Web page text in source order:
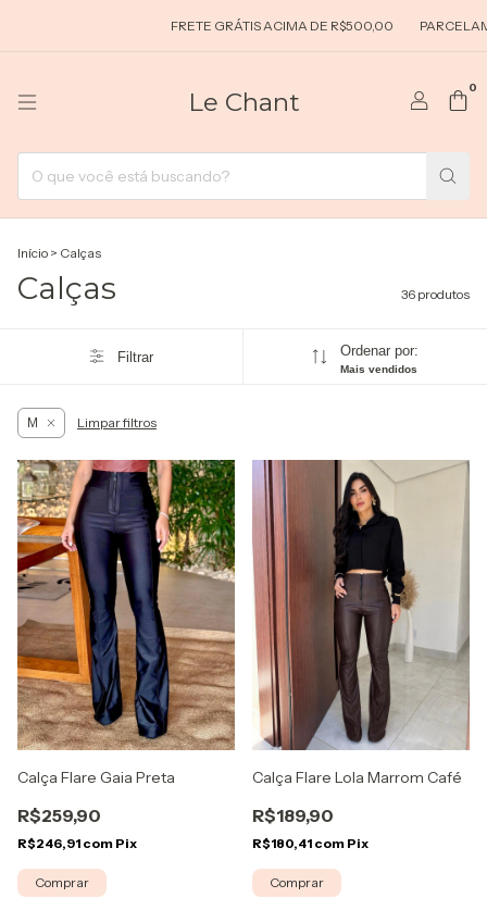
FRETE GRÁTIS ACIMA DE R$500,00 PARCELAMENTO EM ATÉ 5X
Le Chant 0
Início > Calças
Calças 36 produtos
Filtrar Ordenar por:
Mais vendidos
M Limpar filtros
Calça Flare Gaia Preta
R$259,90
R$246,91 com Pix
Comprar
Calça Flare Lola Marrom Café
R$189,90
R$180,41 com Pix
Comprar